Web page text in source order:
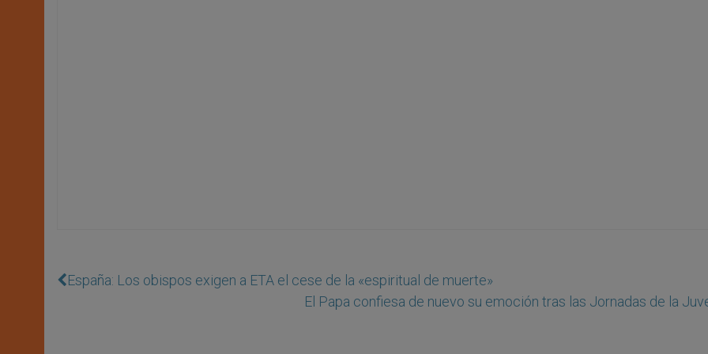
España: Los obispos exigen a ETA el cese de la «espiritual de muerte»
El Papa confiesa de nuevo su emoción tras las Jornadas de la